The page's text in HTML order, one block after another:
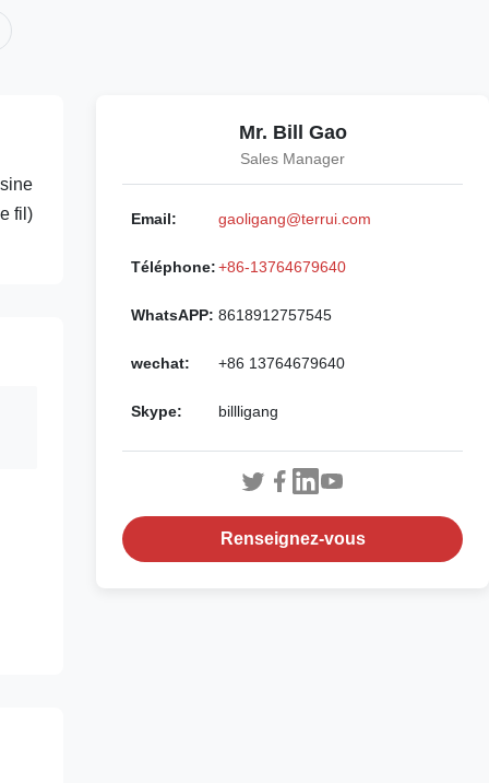
fil)
Mr. Bill Gao
Sales Manager
Email: gaoligang@terrui.com
Téléphone:+86-13764679640
WhatsAPP: 8618912757545
wechat: +86 13764679640
Skype: billligang
Renseignez-vous